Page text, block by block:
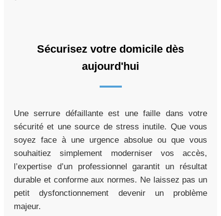
Sécurisez votre domicile dès
aujourd'hui
Une serrure défaillante est une faille dans votre
sécurité et une source de stress inutile. Que vous
soyez face à une urgence absolue ou que vous
souhaitiez simplement moderniser vos accès,
l’expertise d’un professionnel garantit un résultat
durable et conforme aux normes. Ne laissez pas un
petit dysfonctionnement devenir un problème
majeur.